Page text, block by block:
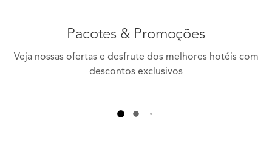
Pacotes & Promoções
Veja nossas ofertas e desfrute dos melhores hotéis com
descontos exclusivos